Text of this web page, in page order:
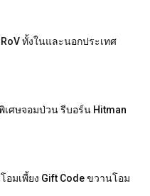
ทั้งในและนอกประเทศ
เศษจอมป่วน รีบอร์น Hitman
อมเพี้ยง Gift Code ขวานโอม